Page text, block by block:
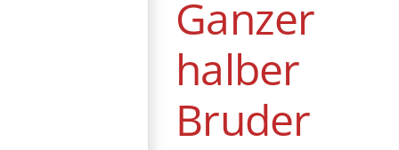
Ganzer
halber
Bruder